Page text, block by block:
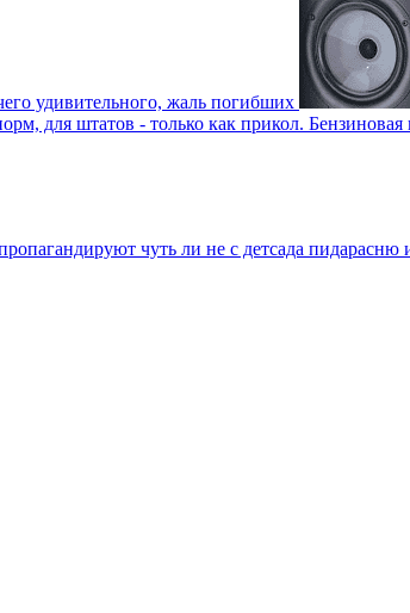
удивительного, жаль погибших
для штатов - только как прикол. Бензиновая
чуть ли не с детсада пидарасню